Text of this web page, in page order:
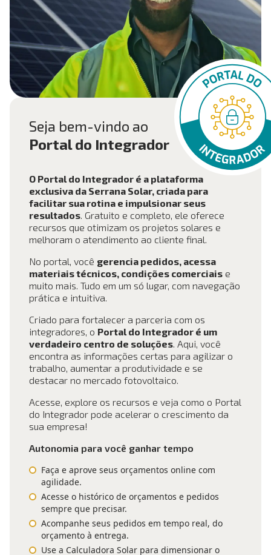
Seja bem-vindo ao
Portal do Integrador
O Portal do Integrador é a plataforma
exclusiva da Serrana Solar, criada para
facilitar sua rotina e impulsionar seus
resultados . Gratuito e completo, ele oferece
recursos que otimizam os projetos solares e
melhoram o atendimento ao cliente final.
No portal, você gerencia pedidos, acessa
materiais técnicos, condições comerciais e
muito mais. Tudo em um só lugar, com navegação
prática e intuitiva.
Criado para fortalecer a parceria com os
integradores, o Portal do Integrador é um
verdadeiro centro de soluções . Aqui, você
encontra as informações certas para agilizar o
trabalho, aumentar a produtividade e se
destacar no mercado fotovoltaico.
Acesse, explore os recursos e veja como o Portal
do Integrador pode acelerar o crescimento da
sua empresa!
Autonomia para você ganhar tempo
Faça e aprove seus orçamentos online com
agilidade.
Acesse o histórico de orçamentos e pedidos
sempre que precisar.
Acompanhe seus pedidos em tempo real, do
orçamento à entrega.
Use a Calculadora Solar para dimensionar o